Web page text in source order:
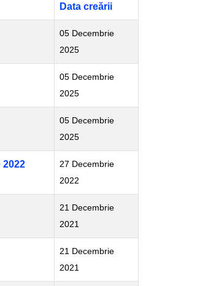
Data creării
05 Decembrie
2025
05 Decembrie
2025
05 Decembrie
2025
2022
27 Decembrie
2022
21 Decembrie
2021
21 Decembrie
2021